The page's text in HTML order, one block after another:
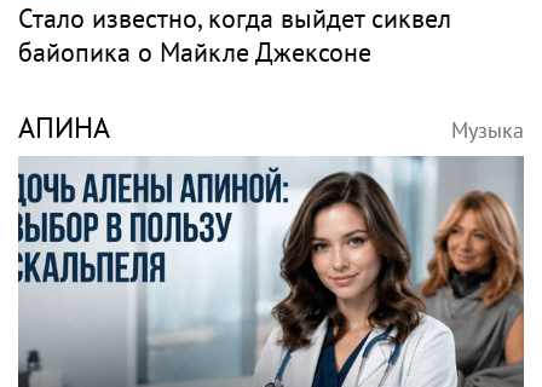
Стало известно, когда выйдет сиквел
байопика о Майкле Джексоне
АПИНА Музыка